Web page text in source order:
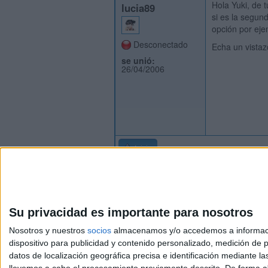
Su privacidad es importante para nosotros
Nosotros y nuestros socios almacenamos y/o accedemos a
dispositivo para publicidad y contenido personalizado, medición de
datos de localización geográfica precisa e identificación mediante
lucia89
Desconectado
se unió:
26/04/2006
Hola Yuki, de
si es la
opción por
Echa un
Inicio
© 2003-2026